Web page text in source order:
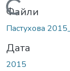
Вантажиться...
Файли
Пастухова
Дата
2015